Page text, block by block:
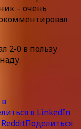
– очень
2-0 в пользу
в LinkedIn
Поделиться